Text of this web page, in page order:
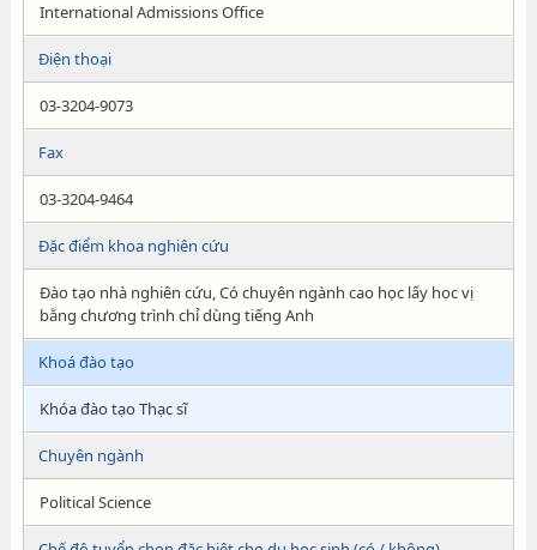
International Admissions Office
Điện thoại
03-3204-9073
Fax
03-3204-9464
Đặc điểm khoa nghiên cứu
Đào tạo nhà nghiên cứu, Có chuyên ngành cao học lấy học vị
bằng chương trình chỉ dùng tiếng Anh
Khoá đào tạo
Khóa đào tạo Thạc sĩ
Chuyên ngành
Political Science